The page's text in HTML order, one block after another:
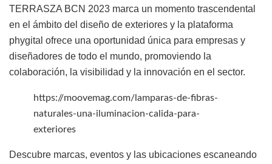
TERRASZA BCN 2023 marca un momento trascendental
en el ámbito del diseño de exteriores y la plataforma
phygital ofrece una oportunidad única para empresas y
diseñadores de todo el mundo, promoviendo la
colaboración, la visibilidad y la innovación en el sector.
https://moovemag.com/lamparas-de-fibras-
naturales-una-iluminacion-calida-para-
exteriores
Descubre marcas, eventos y las ubicaciones escaneando